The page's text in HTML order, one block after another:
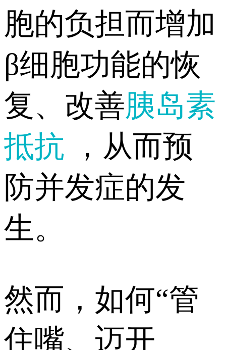
胞的负担而增加
β细胞功能的恢
复、改善胰岛素
抵抗
，从而预
防并发症的发
生。
然而，如何“管
住嘴、迈开